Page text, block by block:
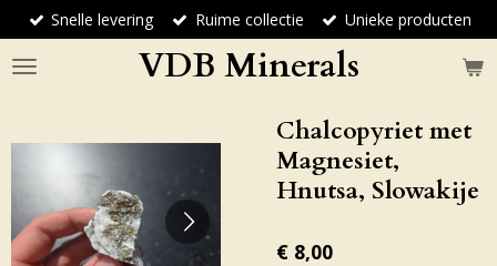
Ga
direct
naar
VDB Minerals
Snelle levering Ruime collectie Unieke producten
Chalcopyriet met
Magnesiet,
Hnutsa, Slowakije
€ 8,00